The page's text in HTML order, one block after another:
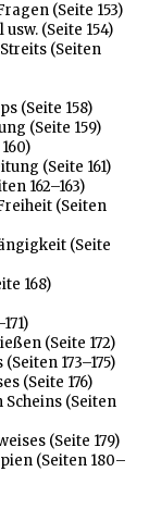
(Seite 153)
(Seite 154)
(Seiten
(Seite 158)
(Seite 159)
(Seite 161)
162–163)
(Seiten
(Seite
168)
(Seite 172)
173–175)
(Seite 176)
(Seiten
(Seite 179)
(Seiten 180–